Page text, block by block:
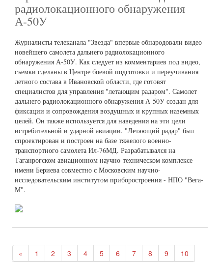
радиолокационного обнаружения
А-50У
Журналисты телеканала "Звезда" впервые обнародовали видео
новейшего самолета дальнего радиолокационного
обнаружения А-50У. Как следует из комментариев под видео,
съемки сделаны в Центре боевой подготовки и переучивания
летного состава в Ивановской области, где готовят
специалистов для управления "летающим радаром". Самолет
дальнего радиолокационного обнаружения А-50У создан для
фиксации и сопровождения воздушных и крупных наземных
целей. Он также используется для наведения на эти цели
истребительной и ударной авиации. "Летающий радар" был
спроектирован и построен на базе тяжелого военно-
транспортного самолета Ил-76МД. Разрабатывался на
Таганрогском авиационном научно-техническом комплексе
имени Бериева совместно с Московским научно-
исследовательским институтом приборостроения - НПО "Вега-
М".
« 1 2 3 4 5 6 7 8 9 10